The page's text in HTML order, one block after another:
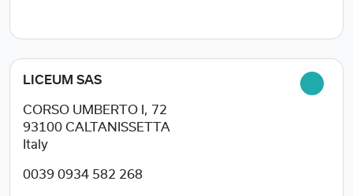
LICEUM SAS
CORSO UMBERTO I, 72
93100 CALTANISSETTA
Italy
0039 0934 582 268